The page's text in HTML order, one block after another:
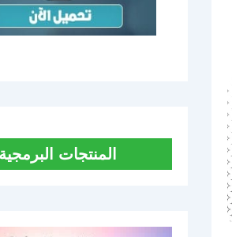
المنتجات البرمجية